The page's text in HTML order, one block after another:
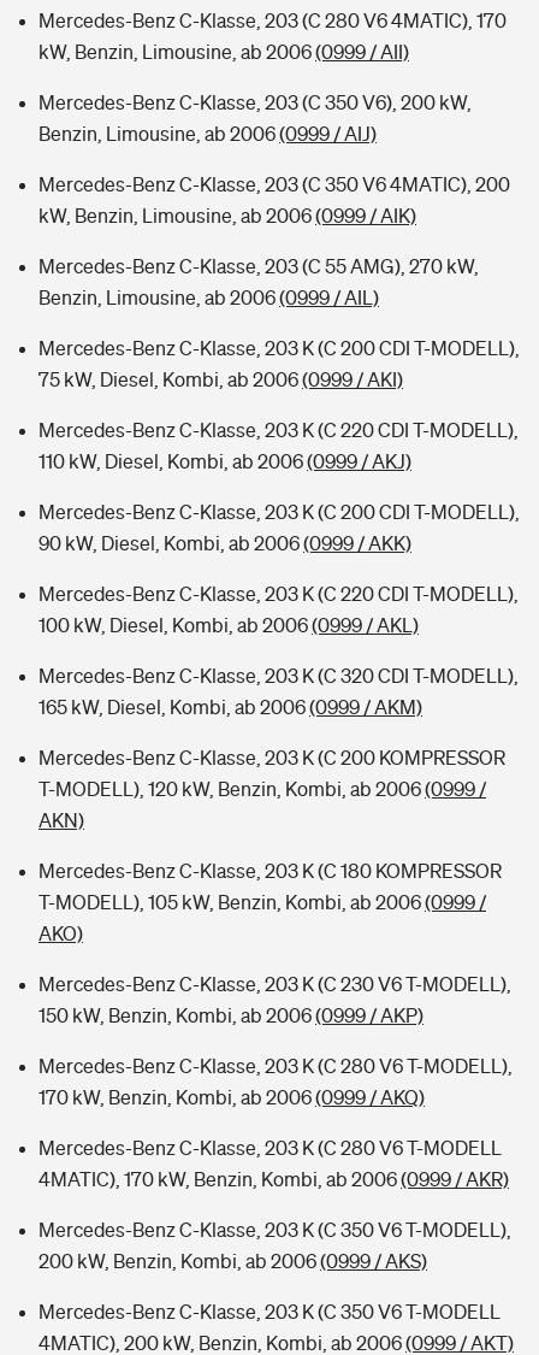
Mercedes-Benz C-Klasse, 203 (C 280 V6 4MATIC), 170
kW, Benzin, Limousine, ab 2006(0999 / AII)
Mercedes-Benz C-Klasse, 203 (C 350 V6), 200 kW,
Benzin, Limousine, ab 2006(0999 / AIJ)
Mercedes-Benz C-Klasse, 203 (C 350 V6 4MATIC), 200
kW, Benzin, Limousine, ab 2006(0999 / AIK)
Mercedes-Benz C-Klasse, 203 (C 55 AMG), 270 kW,
Benzin, Limousine, ab 2006(0999 / AIL)
Mercedes-Benz C-Klasse, 203 K (C 200 CDI T-MODELL),
75 kW, Diesel, Kombi, ab 2006(0999 / AKI)
Mercedes-Benz C-Klasse, 203 K (C 220 CDI T-MODELL),
110 kW, Diesel, Kombi, ab 2006(0999 / AKJ)
Mercedes-Benz C-Klasse, 203 K (C 200 CDI T-MODELL),
90 kW, Diesel, Kombi, ab 2006(0999 / AKK)
Mercedes-Benz C-Klasse, 203 K (C 220 CDI T-MODELL),
100 kW, Diesel, Kombi, ab 2006(0999 / AKL)
Mercedes-Benz C-Klasse, 203 K (C 320 CDI T-MODELL),
165 kW, Diesel, Kombi, ab 2006(0999 / AKM)
Mercedes-Benz C-Klasse, 203 K (C 200 KOMPRESSOR
T-MODELL), 120 kW, Benzin, Kombi, ab 2006(0999 /
AKN)
Mercedes-Benz C-Klasse, 203 K (C 180 KOMPRESSOR
T-MODELL), 105 kW, Benzin, Kombi, ab 2006(0999 /
AKO)
Mercedes-Benz C-Klasse, 203 K (C 230 V6 T-MODELL),
150 kW, Benzin, Kombi, ab 2006(0999 / AKP)
Mercedes-Benz C-Klasse, 203 K (C 280 V6 T-MODELL),
170 kW, Benzin, Kombi, ab 2006(0999 / AKQ)
Mercedes-Benz C-Klasse, 203 K (C 280 V6 T-MODELL
4MATIC), 170 kW, Benzin, Kombi, ab 2006(0999 / AKR)
Mercedes-Benz C-Klasse, 203 K (C 350 V6 T-MODELL),
200 kW, Benzin, Kombi, ab 2006(0999 / AKS)
Mercedes-Benz C-Klasse, 203 K (C 350 V6 T-MODELL
4MATIC), 200 kW, Benzin, Kombi, ab 2006(0999 / AKT)